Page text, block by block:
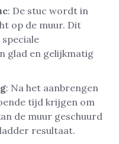
: De stuc wordt in
op de muur. Dit
glad en gelijkmatig
: Na het aanbrengen
tijd krijgen om
de muur geschuurd
resultaat.